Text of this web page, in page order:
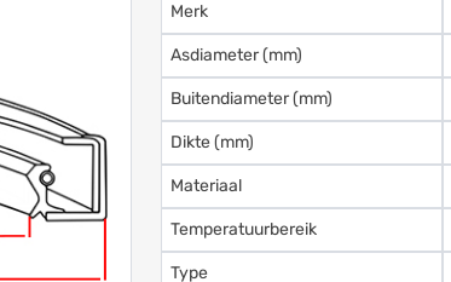
Merk
Asdiameter (mm)
Buitendiameter (mm)
Dikte (mm)
Materiaal
Temperatuurbereik
Type